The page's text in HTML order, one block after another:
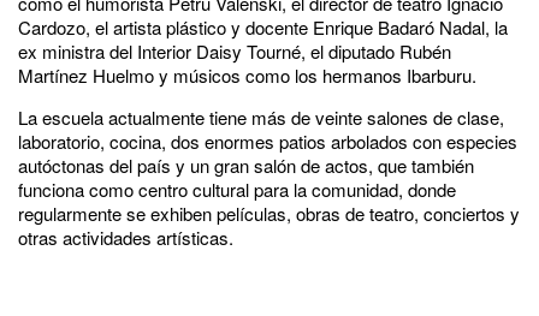
Cardozo, el artista plástico y docente Enrique Badaró Nadal, la
ex ministra del Interior Daisy Tourné, el diputado Rubén
Martínez Huelmo y músicos como los hermanos Ibarburu.
La escuela actualmente tiene más de veinte salones de clase,
laboratorio, cocina, dos enormes patios arbolados con especies
autóctonas del país y un gran salón de actos, que también
funciona como centro cultural para la comunidad, donde
regularmente se exhiben películas, obras de teatro, conciertos y
otras actividades artísticas.